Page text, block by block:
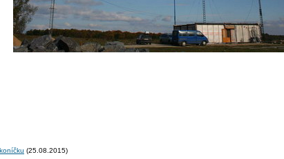
(25.08.2015)